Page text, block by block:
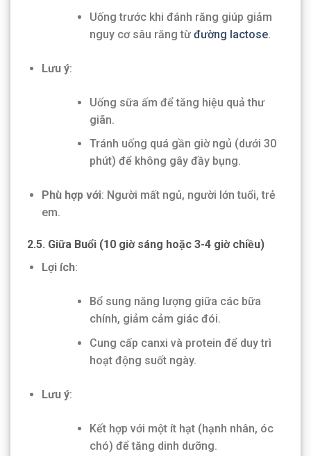
Uống trước khi đánh răng giúp giảm
nguy cơ sâu răng từđường lactose.
Lưu ý:
Uống sữa ấm để tăng hiệu quả thư
giãn.
Tránh uống quá gần giờ ngủ (dưới 30
phút) để không gây đầy bụng.
Phù hợp với: Người mất ngủ, người lớn tuổi, trẻ
em.
2.5. Giữa Buổi (10 giờ sáng hoặc 3-4 giờ chiều)
Lợi ích:
Bổ sung năng lượng giữa các bữa
chính, giảm cảm giác đói.
Cung cấp canxi và protein để duy trì
hoạt động suốt ngày.
Lưu ý:
Kết hợp với một ít hạt (hạnh nhân, óc
chó) để tăng dinh dưỡng.